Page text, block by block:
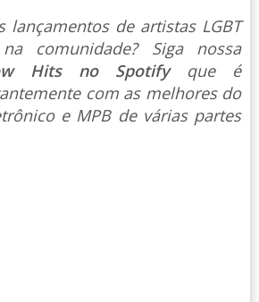
lançamentos de artistas LGBT
comunidade? Siga nossa
Hits no Spotify que é
com as melhores do
e MPB de várias partes